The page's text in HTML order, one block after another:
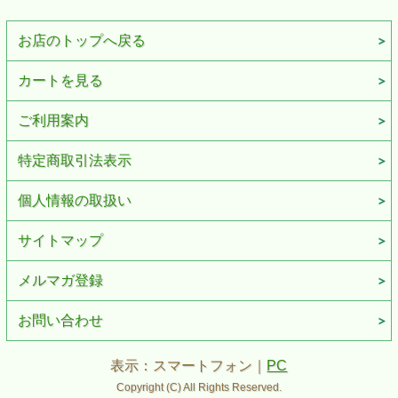
お店のトップへ戻る
カートを見る
ご利用案内
特定商取引法表示
個人情報の取扱い
サイトマップ
メルマガ登録
お問い合わせ
表示：スマートフォン｜ PC
Copyright (C) All Rights Reserved.